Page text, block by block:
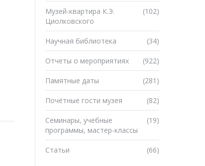
(102)
Музей-квартира К.Э.
Циолковского
(34)
Научная библиотека
(922)
Отчеты о мероприятиях
(281)
Памятные даты
(82)
Почётные гости музея
(19)
Семинары, учебные
программы, мастер-классы
(66)
Статьи